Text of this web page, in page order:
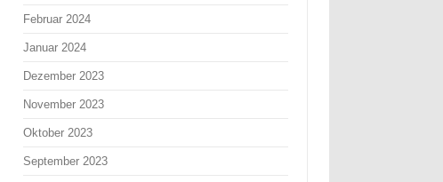
Februar 2024
Januar 2024
Dezember 2023
November 2023
Oktober 2023
September 2023